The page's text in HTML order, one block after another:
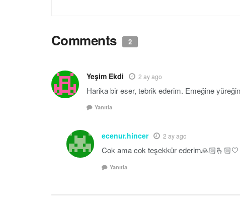
Comments 2
Yeşim Ekdi 2 ay ago
Harika bir eser, tebrik ederim. Emeğine
Yanıtla
ecenur.hincer 2 ay ago
Cok ama cok teşekkür ederim🙏🏻🫰🏻🤍
Yanıtla